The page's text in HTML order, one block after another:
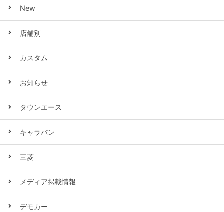
New
店舗別
カスタム
お知らせ
タウンエース
キャラバン
三菱
メディア掲載情報
デモカー